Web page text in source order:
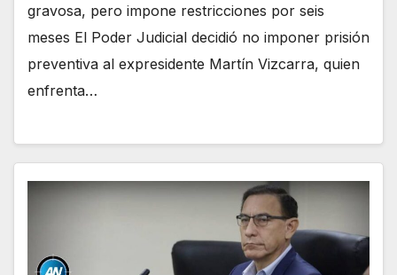
gravosa, pero impone restricciones por seis
meses El Poder Judicial decidió no imponer prisión
preventiva al expresidente Martín Vizcarra, quien
enfrenta…